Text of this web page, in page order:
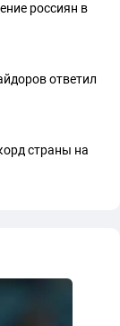
россиян в
ответил
страны на